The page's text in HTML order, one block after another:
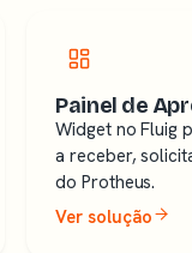
Painel de
Widget no Fluig
a receber,
do Protheus.
Ver solução